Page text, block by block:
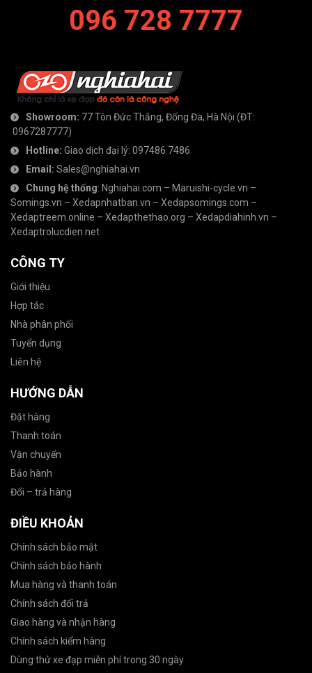
096 728 7777
Showroom: 77 Tôn Đức Thắng, Đống Đa, Hà Nội (ĐT:
0967287777)
Hotline: Giao dịch đại lý: 097486 7486
Email: Sales@nghiahai.vn
Chung hệ thống: Nghiahai.com – Maruishi-cycle.vn –
Somings.vn – Xedapnhatban.vn – Xedapsomings.com –
Xedaptreem.online – Xedapthethao.org – Xedapdiahinh.vn –
Xedaptrolucdien.net
CÔNG TY
Giới thiệu
Hợp tác
Nhà phân phối
Tuyển dụng
Liên hệ
HƯỚNG DẪN
Đặt hàng
Thanh toán
Vận chuyển
Bảo hành
Đổi – trả hàng
ĐIỀU KHOẢN
Chính sách bảo mật
Chính sách bảo hành
Mua hàng và thanh toán
Chính sách đổi trả
Giao hàng và nhận hàng
Chính sách kiểm hàng
Dùng thử xe đạp miễn phí trong 30 ngày